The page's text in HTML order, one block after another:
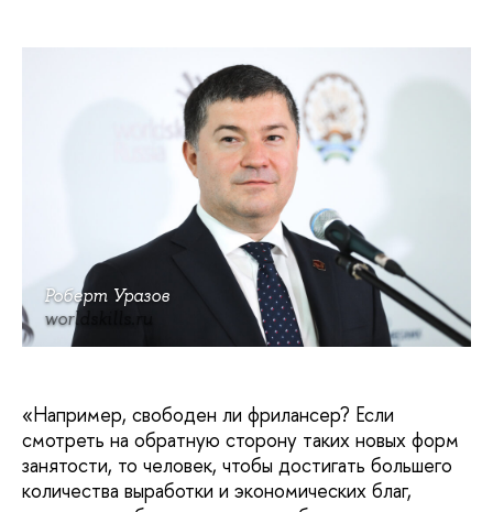
Роберт Уразов
worldskills.ru
«Например, свободен ли фрилансер? Если
смотреть на обратную сторону таких новых форм
занятости, то человек, чтобы достигать большего
количества выработки и экономических благ,